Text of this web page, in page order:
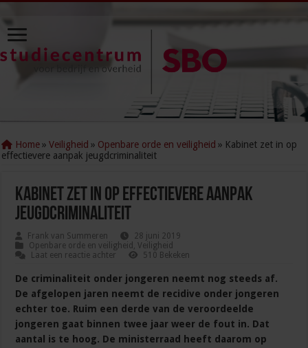
Home » Veiligheid » Openbare orde en veiligheid » Kabinet zet in op
effectievere aanpak jeugdcriminaliteit
Kabinet zet in op effectievere aanpak
jeugdcriminaliteit
Frank van Summeren
28 juni 2019
Openbare orde en veiligheid ,Veiligheid
Laat een reactie achter
510 Bekeken
De criminaliteit onder jongeren neemt nog steeds af.
De afgelopen jaren neemt de recidive onder jongeren
echter toe. Ruim een derde van de veroordeelde
jongeren gaat binnen twee jaar weer de fout in. Dat
aantal is te hoog. De ministerraad heeft daarom op